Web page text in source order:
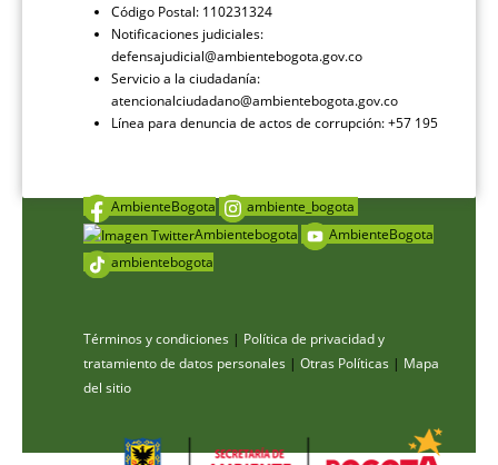
Código Postal: 110231324
Notificaciones judiciales:
defensajudicial@ambientebogota.gov.co
Servicio a la ciudadanía:
atencionalciudadano@ambientebogota.gov.co
Línea para denuncia de actos de corrupción: +57 195
AmbienteBogota
ambiente_bogota
Ambientebogota
AmbienteBogota
ambientebogota
Términos y condiciones | Política de privacidad y
tratamiento de datos personales | Otras Políticas | Mapa
del sitio